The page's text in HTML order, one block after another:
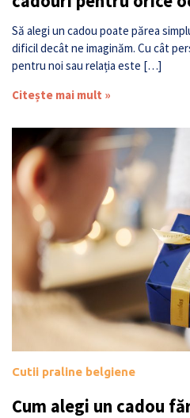
Să alegi un cadou poate părea
dificil decât ne imaginăm. Cu cât
pentru noi sau relația este […]
Citește mai mult »
Cutii praline belgiene
Cum alegi un cadou